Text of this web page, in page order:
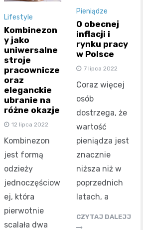
Lifestyle
Kombinezon
y jako
uniwersalne
stroje
pracownicze
oraz
eleganckie
ubranie na
różne okazje
12 lipca 2022
Kombinezon
jest formą
odzieży
jednoczęściow
ej, która
pierwotnie
scalała dwa
Pieniądze
O obecnej
inflacji i
rynku pracy
w Polsce
7 lipca 2022
Coraz więcej
osób
dostrzega, że
wartość
pieniądza jest
znacznie
niższa niż w
poprzednich
latach, a
CZYTAJ DALEJJ